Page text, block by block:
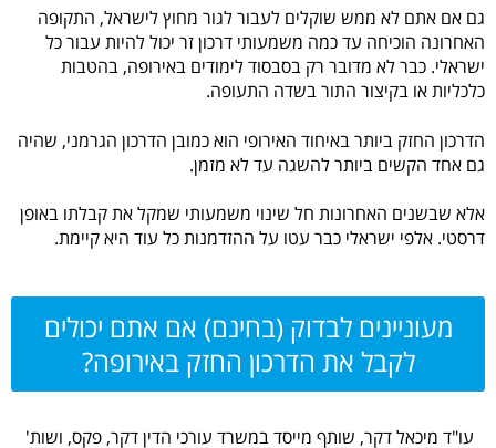
גם אם אתם לא ממש שוקלים לעבור לגור מחוץ לישראל, התקופה
האחרונה הוכיחה עד כמה משמעותי דרכון זר יכול להיות עבור כל
ישראלי. כבר לא מדובר רק בסבסוד לימודים באירופה, בהטבות
כלכליות או בקיצור התור בשדה התעופה.
הדרכון החזק ביותר באיחוד האירופי הוא כמובן הדרכון הגרמני, שהיה
גם אחד הקשים ביותר להשגה עד לא מזמן.
אלא שבשנים האחרונות חל שינוי משמעותי שמקל את קבלתו באופן
דרסטי. אלפי ישראלי כבר עטו על ההזדמנות כל עוד היא קיימת.
מעוניינים לבדוק (בחינם) אם אתם יכולים
לקבל את הדרכון החזק באירופה?
עו"ד מיכאל דקר, שותף מייסד במשרד עורכי הדין דקר, פקס, ושות'